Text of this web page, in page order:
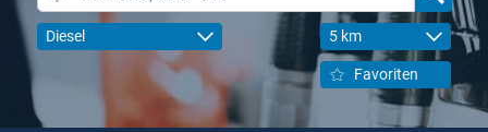
Diesel 5 km
Favoriten